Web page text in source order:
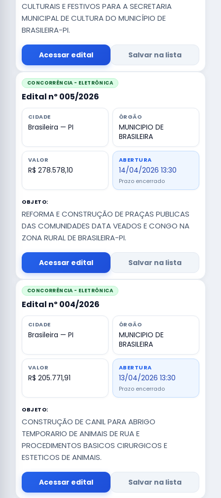
CULTURAIS E FESTIVOS PARA A SECRETARIA
MUNICIPAL DE CULTURA DO MUNICÍPIO DE
BRASILEIRA-PI.
Acessar edital Salvar na lista
CONCORRÊNCIA - ELETRÔNICA
Edital nº 005/2026
CIDADE
Brasileira — PI
ÓRGÃO
MUNICIPIO DE
BRASILEIRA
VALOR
R$ 278.578,10
ABERTURA
14/04/2026 13:30
Prazo encerrado
OBJETO:
REFORMA E CONSTRUÇÃO DE PRAÇAS PUBLICAS
DAS COMUNIDADES DATA VEADOS E CONGO NA
ZONA RURAL DE BRASILEIRA-PI.
Acessar edital Salvar na lista
CONCORRÊNCIA - ELETRÔNICA
Edital nº 004/2026
CIDADE
Brasileira — PI
ÓRGÃO
MUNICIPIO DE
BRASILEIRA
VALOR
R$ 205.771,91
ABERTURA
13/04/2026 13:30
Prazo encerrado
OBJETO:
CONSTRUÇÃO DE CANIL PARA ABRIGO
TEMPORARIO DE ANIMAIS DE RUA E
PROCEDIMENTOS BASICOS CIRURGICOS E
ESTETICOS DE ANIMAIS.
Acessar edital Salvar na lista